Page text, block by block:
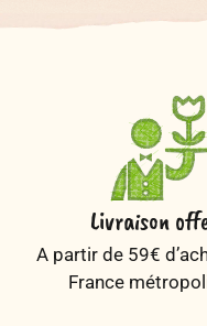
Livraison
A partir de 59€
France